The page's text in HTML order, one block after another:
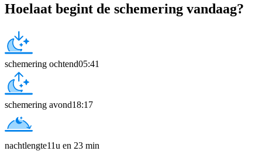
Hoelaat begint de schemering vandaag?
schemering ochtend05:41
schemering avond18:17
nachtlengte11u en 23 min